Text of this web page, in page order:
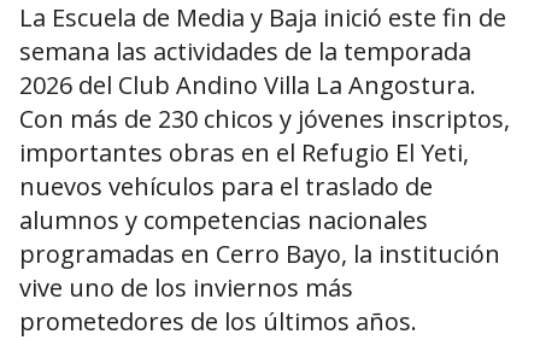
La Escuela de Media y Baja inició este fin de
semana las actividades de la temporada
2026 del Club Andino Villa La Angostura.
Con más de 230 chicos y jóvenes inscriptos,
importantes obras en el Refugio El Yeti,
nuevos vehículos para el traslado de
alumnos y competencias nacionales
programadas en Cerro Bayo, la institución
vive uno de los inviernos más
prometedores de los últimos años.